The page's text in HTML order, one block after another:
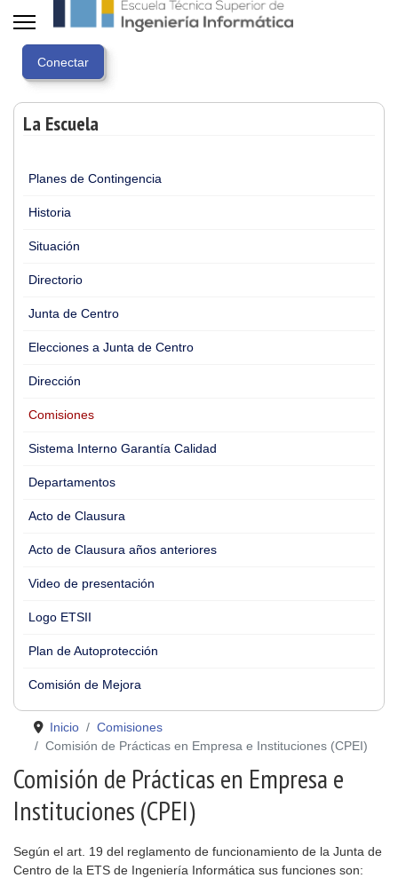
La Escuela
Planes de Contingencia
Historia
Situación
Directorio
Junta de Centro
Elecciones a Junta de Centro
Dirección
Comisiones
Sistema Interno Garantía Calidad
Departamentos
Acto de Clausura
Acto de Clausura años anteriores
Video de presentación
Logo ETSII
Plan de Autoprotección
Comisión de Mejora
Inicio
Comisiones
Comisión de Prácticas en Empresa e Instituciones (CPEI)
Comisión de Prácticas en Empresa e
Instituciones (CPEI)
Según el art. 19 del reglamento de funcionamiento de la Junta de
Centro de la ETS de Ingeniería Informática sus funciones son: